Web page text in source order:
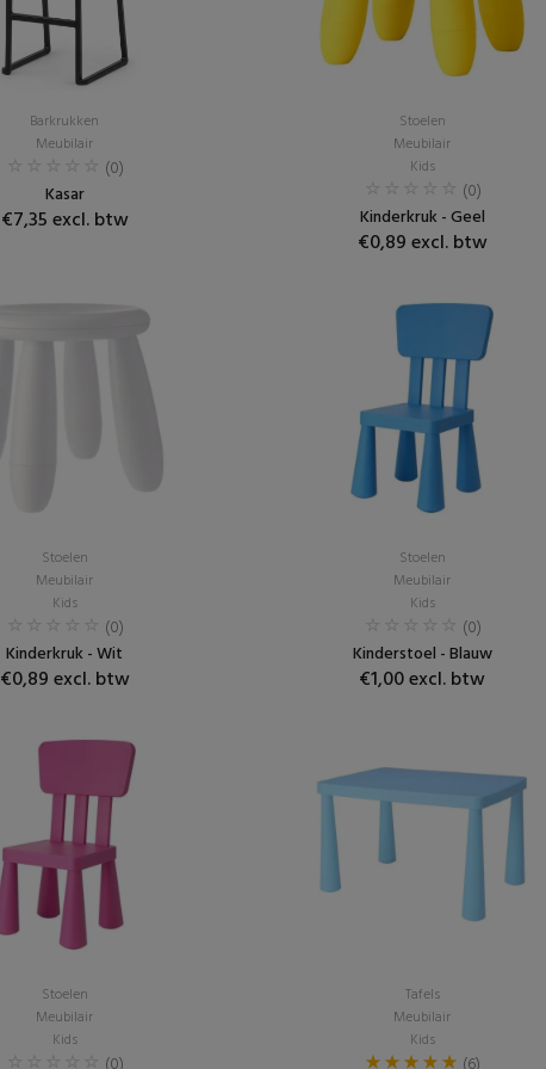
Barkrukken
Meubilair
(0)
Kasar
€7,35 excl. btw
Stoelen
Meubilair
Kids
(0)
Kinderkruk - Geel
€0,89 excl. btw
Stoelen
Meubilair
Kids
(0)
Kinderkruk - Wit
€0,89 excl. btw
Stoelen
Meubilair
Kids
(0)
Kinderstoel - Blauw
€1,00 excl. btw
Stoelen
Meubilair
Kids
Tafels
Meubilair
Kids